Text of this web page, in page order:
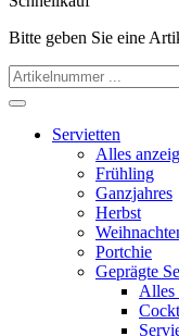
Bitte geben Sie eine
Servietten
Alles
Frühling
Ganzjahres
Herbst
Portchie
Geprägte
Alles